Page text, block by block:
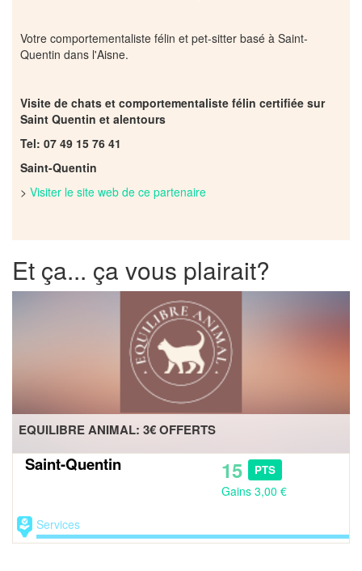
Votre comportementaliste félin et pet-sitter basé à Saint-
Quentin dans l'Aisne.
Visite de chats et comportementaliste félin certifiée sur
Saint Quentin et alentours
Tel: 07 49 15 76 41
Saint-Quentin
> Visiter le site web de ce partenaire
Et ça... ça vous plairait?
EQUILIBRE ANIMAL: 3€ OFFERTS
Saint-Quentin 15 PTS
Gains 3,00 €
Services